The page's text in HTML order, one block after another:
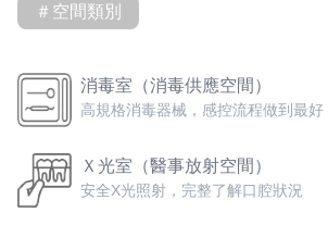
＃空間類別
消毒室（消毒供應空間）
高規格消毒器械，感控流程做到最好
Ｘ光室（醫事放射空間）
安全X光照射，完整了解口腔狀況